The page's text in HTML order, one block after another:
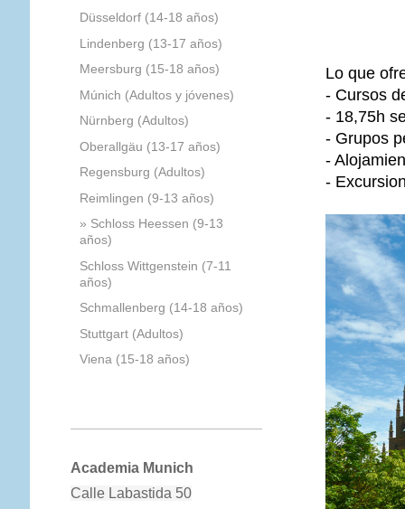
Lo que
- Cursos
- 18,75h
- Grupos
-
-
Düsseldorf (14-18 años)
Lindenberg (13-17 años)
Meersburg (15-18 años)
Múnich (Adultos y jóvenes)
Nürnberg (Adultos)
Oberallgäu (13-17 años)
Regensburg (Adultos)
Reimlingen (9-13 años)
Schloss Heessen (9-13
años)
Schloss Wittgenstein (7-11
años)
Schmallenberg (14-18 años)
Stuttgart (Adultos)
Viena (15-18 años)
Academia Munich
Calle Labastida 50